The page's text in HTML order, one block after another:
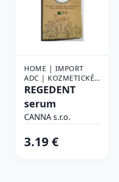
HOME | IMPORT
ADC | KOZMETICKÉ
VÝROBKY
REGEDENT
serum
CANNA s.r.o.
3.19 €